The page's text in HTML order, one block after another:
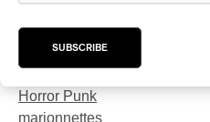
festival
trompette
dark-rave
Horror Punk
marionnettes
SUBSCRIBE